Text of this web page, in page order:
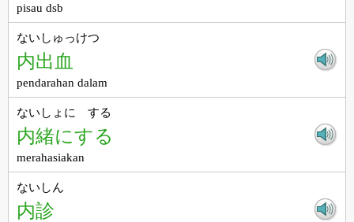
pisau dsb
ないしゅっけつ
内出血
pendarahan dalam
ないしょに する
内緒にする
merahasiakan
ないしん
内診